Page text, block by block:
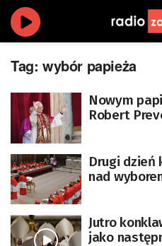
Tag: wybór papieża
Nowym
Robert
Drugi dzień
nad
Jutro
jako